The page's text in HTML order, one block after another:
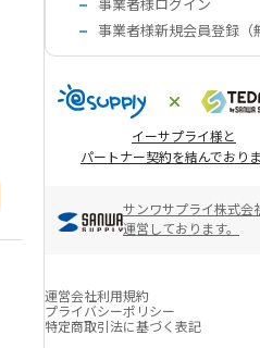
事業者様ログイン
事業者様新規会員登録（
イーサプライ様と
パートナー契約を結んでおりま
サンワサプライ株式会
運営しております。
運営会社利用規約
プライバシーポリシー
特定商取引法に基づく表記